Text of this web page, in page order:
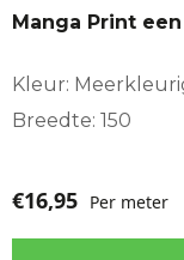
Manga Print
Kleur:
Breedte: 150
€16,95 Per meter